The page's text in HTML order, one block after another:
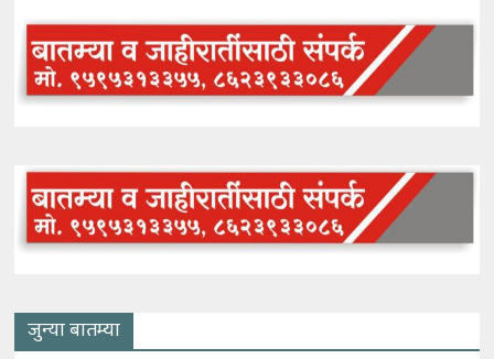
जुन्या बातम्या